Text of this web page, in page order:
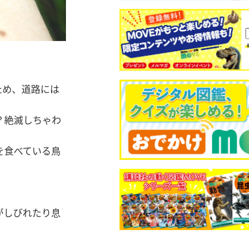
、道路には
絶滅しちゃわ
食べている鳥
びれたり息